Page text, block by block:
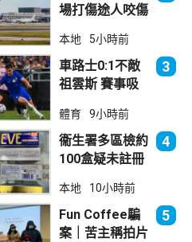
場打傷途人咬傷
法院判囚
本地 5小時前
車路士0:1不敵
祖雲斯 賽事吸
入場
3
體育 9小時前
衞生署多區檢約
100盒疑未註冊
拘38歲男子
4
本地 10小時前
Fun Coffee騙
案｜苦主稱拍片
5